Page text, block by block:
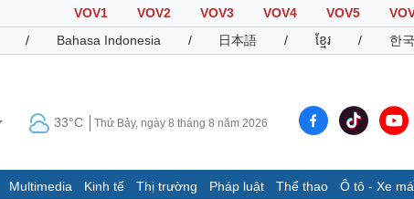
VOV1 VOV2 VOV3 VOV4 VOV5
/ Bahasa Indonesia / 日本語 / ខ្មែរ / 한
33°C Thứ Bảy, ngày 8 tháng 8 năm 2026
Multimedia Kinh tế Thị trường Pháp luật Thể thao Ô tô - Xe